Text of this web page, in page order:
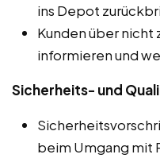
ins Depot
Kunden über
informieren und
Sicherheits- und
beim Umgang mit